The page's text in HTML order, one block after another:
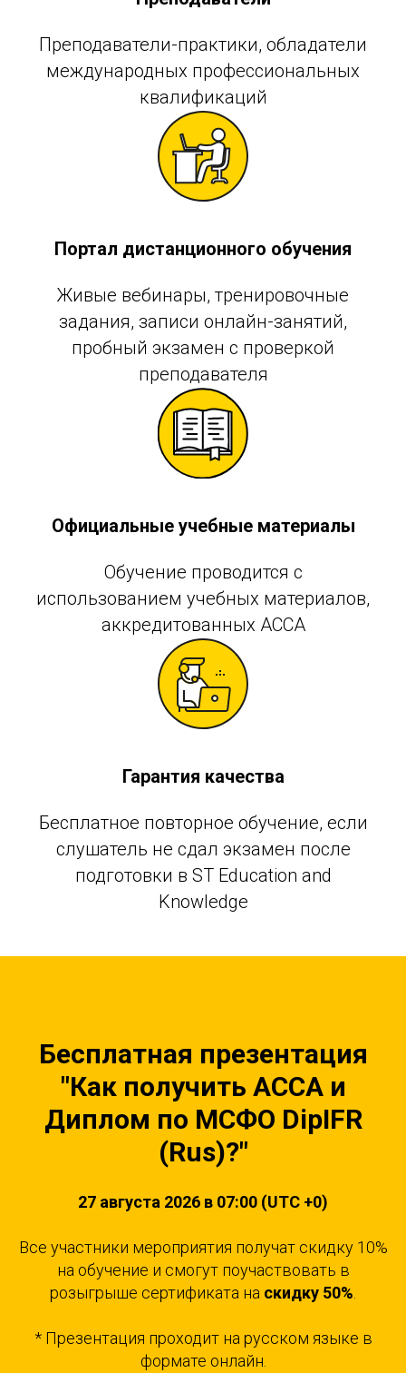
Преподаватели-практики, обладатели
международных профессиональных
квалификаций
Портал дистанционного обучения
Живые вебинары, тренировочные
задания, записи онлайн-занятий,
пробный экзамен с проверкой
преподавателя
Официальные учебные материалы
Обучение проводится с
использованием учебных материалов,
аккредитованных АССА
Гарантия качества
Бесплатное повторное обучение, если
слушатель не сдал экзамен после
подготовки в ST Education and
Knowledge
Бесплатная презентация
"Как получить ACCA и
Диплом по МСФО DipIFR
(Rus)?"
27 августа 2026 в 07:00 (UTC +0)
Все участники мероприятия получат скидку 10%
на обучение и смогут поучаствовать в
розыгрыше сертификата на скидку 50%
* Презентация проходит на русском языке в
формате онлайн.